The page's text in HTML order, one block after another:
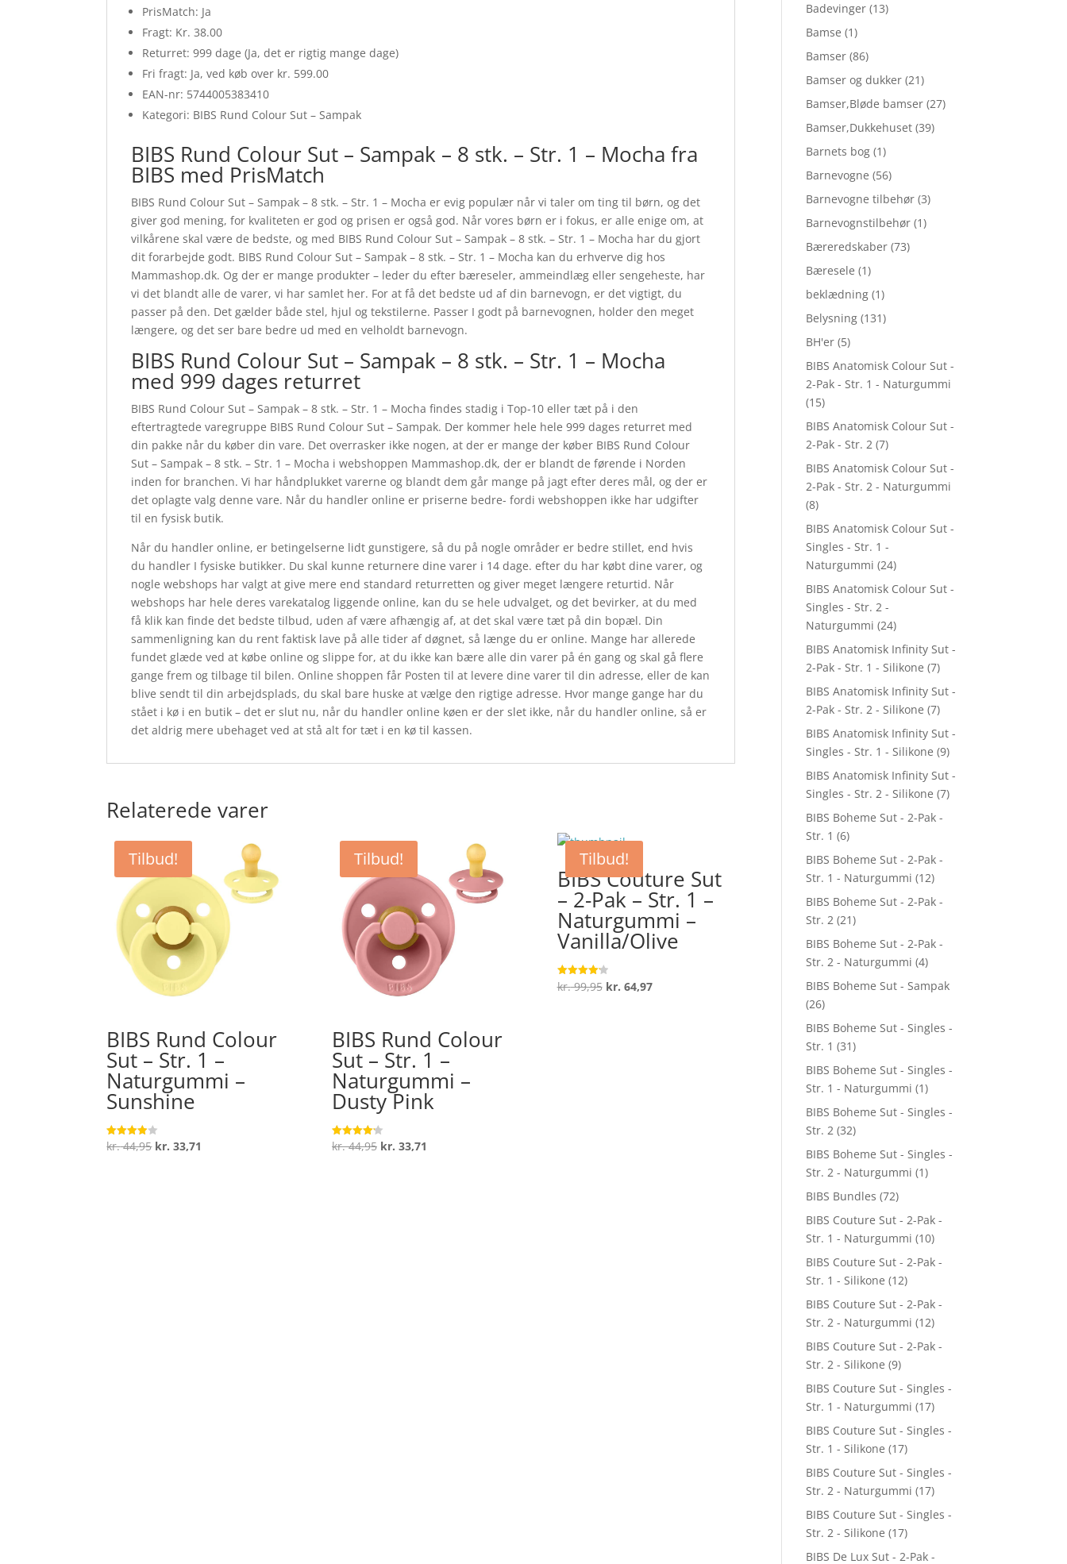
PrisMatch: Ja
Fragt: Kr. 38.00
Returret: 999 dage (Ja, det er rigtig mange dage)
Fri fragt: Ja, ved køb over kr. 599.00
EAN-nr: 5744005383410
Kategori: BIBS Rund Colour Sut – Sampak
BIBS Rund Colour Sut – Sampak – 8 stk. – Str. 1 – Mocha fra
BIBS med PrisMatch
BIBS Rund Colour Sut – Sampak – 8 stk. – Str. 1 – Mocha er evig populær når vi taler om ting til børn, og det
giver god mening, for kvaliteten er god og prisen er også god. Når vores børn er i fokus, er alle enige om, at
vilkårene skal være de bedste, og med BIBS Rund Colour Sut – Sampak – 8 stk. – Str. 1 – Mocha har du gjort
dit forarbejde godt. BIBS Rund Colour Sut – Sampak – 8 stk. – Str. 1 – Mocha kan du erhverve dig hos
Mammashop.dk. Og der er mange produkter – leder du efter bæreseler, ammeindlæg eller sengeheste, har
vi det blandt alle de varer, vi har samlet her. For at få det bedste ud af din barnevogn, er det vigtigt, du
passer på den. Det gælder både stel, hjul og tekstilerne. Passer I godt på barnevognen, holder den meget
længere, og det ser bare bedre ud med en velholdt barnevogn.
BIBS Rund Colour Sut – Sampak – 8 stk. – Str. 1 – Mocha
med 999 dages returret
BIBS Rund Colour Sut – Sampak – 8 stk. – Str. 1 – Mocha findes stadig i Top-10 eller tæt på i den
eftertragtede varegruppe BIBS Rund Colour Sut – Sampak. Der kommer hele hele 999 dages returret med
din pakke når du køber din vare. Det overrasker ikke nogen, at der er mange der køber BIBS Rund Colour
Sut – Sampak – 8 stk. – Str. 1 – Mocha i webshoppen Mammashop.dk, der er blandt de førende i Norden
inden for branchen. Vi har håndplukket varerne og blandt dem går mange på jagt efter deres mål, og der er
det oplagte valg denne vare. Når du handler online er priserne bedre- fordi webshoppen ikke har udgifter
til en fysisk butik.
Når du handler online, er betingelserne lidt gunstigere, så du på nogle områder er bedre stillet, end hvis
du handler I fysiske butikker. Du skal kunne returnere dine varer i 14 dage. efter du har købt dine varer, og
nogle webshops har valgt at give mere end standard returretten og giver meget længere returtid. Når
webshops har hele deres varekatalog liggende online, kan du se hele udvalget, og det bevirker, at du med
få klik kan finde det bedste tilbud, uden af være afhængig af, at det skal være tæt på din bopæl. Din
sammenligning kan du rent faktisk lave på alle tider af døgnet, så længe du er online. Mange har allerede
fundet glæde ved at købe online og slippe for, at du ikke kan bære alle din varer på én gang og skal gå flere
gange frem og tilbage til bilen. Online shoppen får Posten til at levere dine varer til din adresse, eller de kan
blive sendt til din arbejdsplads, du skal bare huske at vælge den rigtige adresse. Hvor mange gange har du
stået i kø i en butik – det er slut nu, når du handler online køen er der slet ikke, når du handler online, så er
det aldrig mere ubehaget ved at stå alt for tæt i en kø til kassen.
Relaterede varer
Tilbud!
BIBS Rund Colour
Sut – Str. 1 –
Naturgummi –
Sunshine
Vurderet
3.9
kr.44,95 Den
kr. 33,71
Tilbud!
BIBS Rund Colour
Sut – Str. 1 –
Naturgummi –
Dusty Pink
Vurderet
4.2
kr.44,95 Den
kr. 33,71
Tilbud!
BIBS Couture Sut
– 2-Pak – Str. 1 –
Naturgummi –
Vanilla/Olive
Vurderet
4.2
kr.99,95 Den
kr. 64,97Den
Badevinger (13)
Bamse (1)
Bamser (86)
Bamser og dukker (21)
Bamser,Bløde bamser (27)
Bamser,Dukkehuset (39)
Barnets bog (1)
Barnevogne (56)
Barnevogne tilbehør (3)
Barnevognstilbehør (1)
Bæreredskaber (73)
Bæresele (1)
beklædning (1)
Belysning (131)
BH'er (5)
BIBS Anatomisk Colour Sut -
2-Pak - Str. 1 - Naturgummi
(15)
BIBS Anatomisk Colour Sut -
2-Pak - Str. 2 (7)
BIBS Anatomisk Colour Sut -
2-Pak - Str. 2 - Naturgummi
(8)
BIBS Anatomisk Colour Sut -
Singles - Str. 1 -
Naturgummi (24)
BIBS Anatomisk Colour Sut -
Singles - Str. 2 -
Naturgummi (24)
BIBS Anatomisk Infinity Sut -
2-Pak - Str. 1 - Silikone (7)
BIBS Anatomisk Infinity Sut -
2-Pak - Str. 2 - Silikone (7)
BIBS Anatomisk Infinity Sut -
Singles - Str. 1 - Silikone (9)
BIBS Anatomisk Infinity Sut -
Singles - Str. 2 - Silikone (7)
BIBS Boheme Sut - 2-Pak -
Str. 1 (6)
BIBS Boheme Sut - 2-Pak -
Str. 1 - Naturgummi (12)
BIBS Boheme Sut - 2-Pak -
Str. 2 (21)
BIBS Boheme Sut - 2-Pak -
Str. 2 - Naturgummi (4)
BIBS Boheme Sut - Sampak
(26)
BIBS Boheme Sut - Singles -
Str. 1 (31)
BIBS Boheme Sut - Singles -
Str. 1 - Naturgummi (1)
BIBS Boheme Sut - Singles -
Str. 2 (32)
BIBS Boheme Sut - Singles -
Str. 2 - Naturgummi (1)
BIBS Bundles (72)
BIBS Couture Sut - 2-Pak -
Str. 1 - Naturgummi (10)
BIBS Couture Sut - 2-Pak -
Str. 1 - Silikone (12)
BIBS Couture Sut - 2-Pak -
Str. 2 - Naturgummi (12)
BIBS Couture Sut - 2-Pak -
Str. 2 - Silikone (9)
BIBS Couture Sut - Singles -
Str. 1 - Naturgummi (17)
BIBS Couture Sut - Singles -
Str. 1 - Silikone (17)
BIBS Couture Sut - Singles -
Str. 2 - Naturgummi (17)
BIBS Couture Sut - Singles -
Str. 2 - Silikone (17)
BIBS De Lux Sut - 2-Pak -